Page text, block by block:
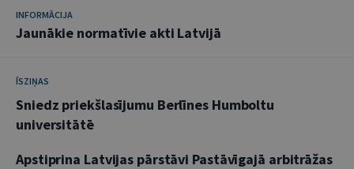
INFORMĀCIJA
Jaunākie normatīvie akti Latvijā
ĪSZIŅAS
Sniedz priekšlasījumu Berlīnes Humboltu
universitātē
Apstiprina Latvijas pārstāvi Pastāvīgajā arbitrāžas